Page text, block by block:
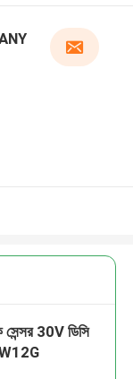
30V ডিসি
W12G